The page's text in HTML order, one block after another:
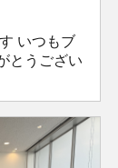
いつもブ
とうござい